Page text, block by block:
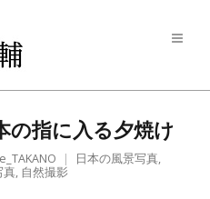
の指に入る夕焼け
日本の風景写真,
真, 自然撮影